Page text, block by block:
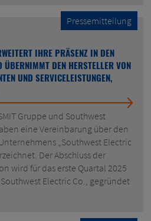
IHRE PRÄSENZ IN DEN
ÜBERNIMMT DEN HERSTELLER VON
UND SERVICELEISTUNGEN,
Pressemitteilung
Gruppe und Southwest
eine Vereinbarung über den
„Southwest Electric
Der Abschluss der
wird für das erste Quartal 2025
Electric Co., gegründet